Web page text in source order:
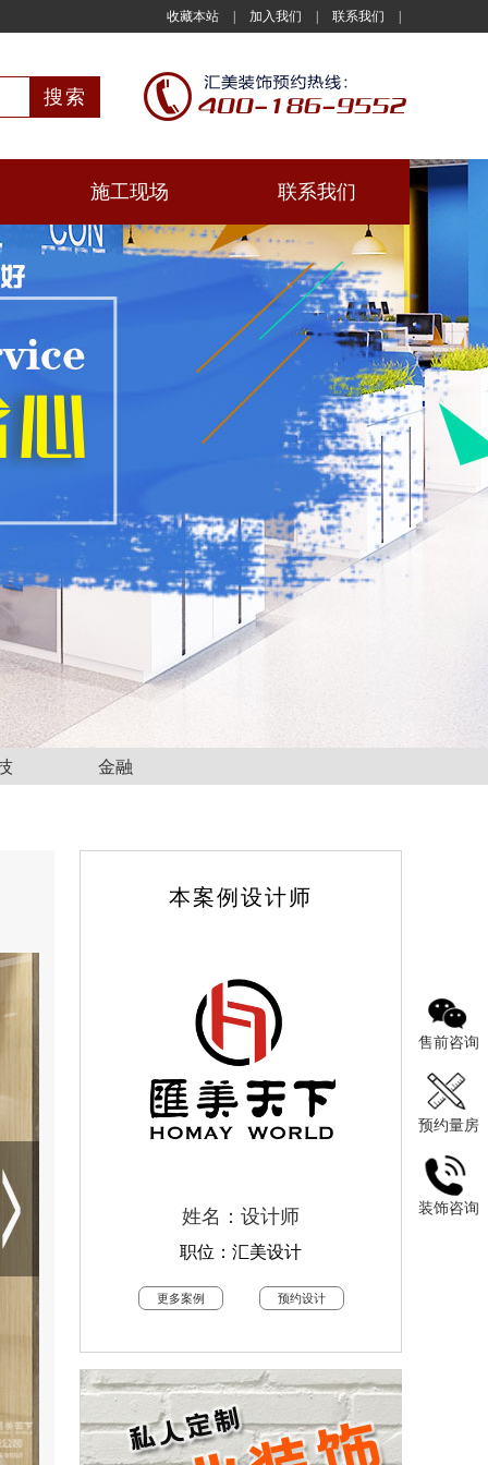
收藏本站 加入我们 联系我们
施工现场 联系我们
金融
本案例设计师
姓名：设计师
职位：汇美设计
更多案例 预约设计
售前咨询
预约量房
装饰咨询